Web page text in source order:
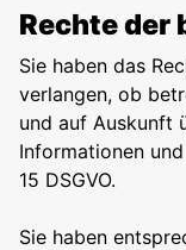
Rechte der
Sie haben das
verlangen, ob
und auf Auskunft
Informationen
15 DSGVO.
Sie haben